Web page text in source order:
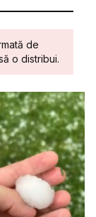
de
o distribui.